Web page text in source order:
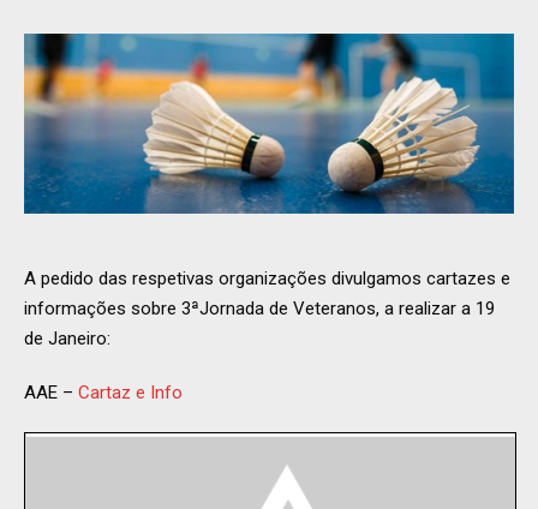
A pedido das respetivas organizações divulgamos cartazes e
informações sobre 3ªJornada de Veteranos, a realizar a 19
de Janeiro:
AAE – Cartaz e Info